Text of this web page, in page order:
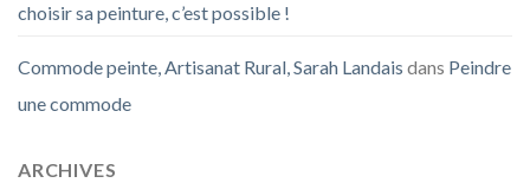
choisir sa peinture, c’est possible !
Commode peinte, Artisanat Rural, Sarah Landais dans Peindre
une commode
ARCHIVES